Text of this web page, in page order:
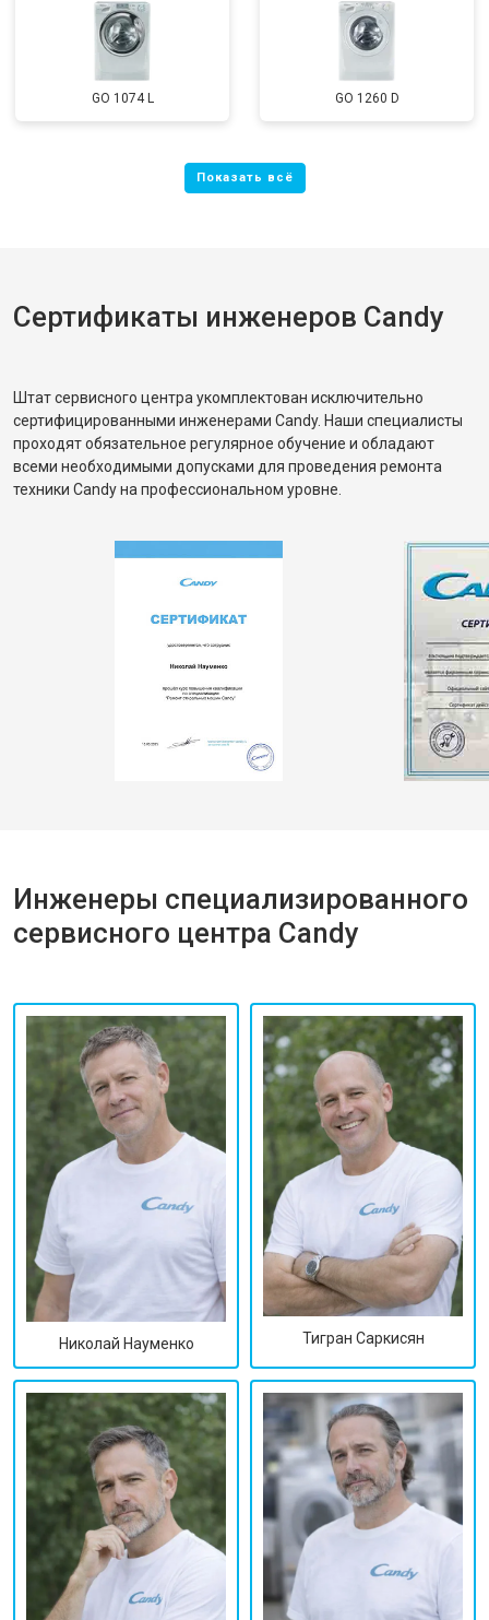
GO 1074 L GO 1260 D
Сертификаты инженеров Candy
Штат сервисного центра укомплектован исключительно
сертифицированными инженерами Candy. Наши специалисты
проходят обязательное регулярное обучение и обладают
всеми необходимыми допусками для проведения ремонта
техники Candy на профессиональном уровне.
Инженеры специализированного
сервисного центра Candy
Николай Науменко Тигран Саркисян